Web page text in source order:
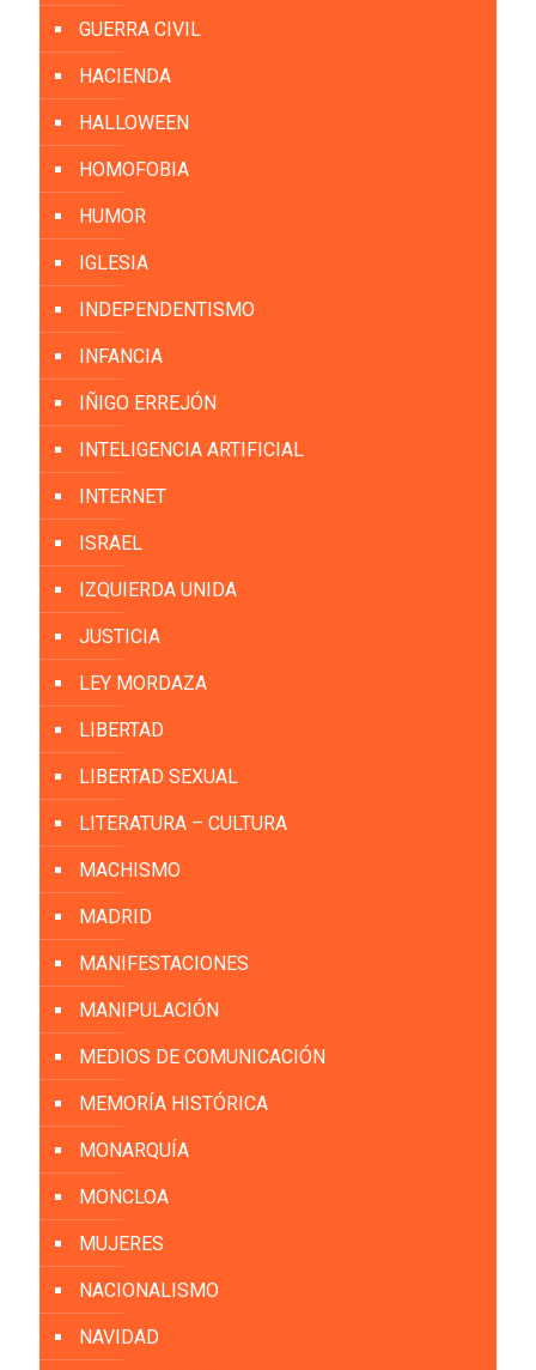
GUERRA CIVIL
HACIENDA
HALLOWEEN
HOMOFOBIA
HUMOR
IGLESIA
INDEPENDENTISMO
INFANCIA
IÑIGO ERREJÓN
INTELIGENCIA ARTIFICIAL
INTERNET
ISRAEL
IZQUIERDA UNIDA
JUSTICIA
LEY MORDAZA
LIBERTAD
LIBERTAD SEXUAL
LITERATURA – CULTURA
MACHISMO
MADRID
MANIFESTACIONES
MANIPULACIÓN
MEDIOS DE COMUNICACIÓN
MEMORÍA HISTÓRICA
MONARQUÍA
MONCLOA
MUJERES
NACIONALISMO
NAVIDAD